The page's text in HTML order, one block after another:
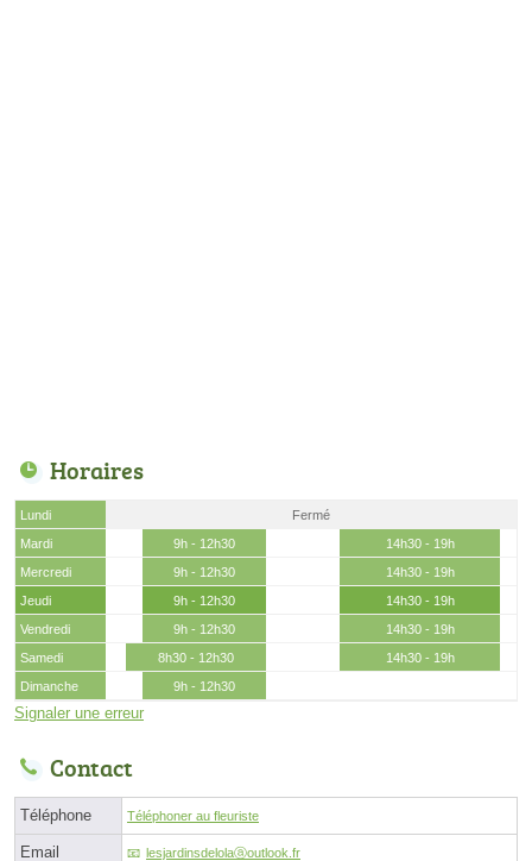
Horaires
Lundi
Fermé
Mardi
9h - 12h30
14h30 - 19h
Mercredi
9h - 12h30
14h30 - 19h
Jeudi
9h - 12h30
14h30 - 19h
Vendredi
9h - 12h30
14h30 - 19h
Samedi
8h30 - 12h30
14h30 - 19h
Dimanche
9h - 12h30
Signaler une erreur
Contact
Téléphone Téléphoner au fleuriste
Email lesjardinsdelolaⓐoutlook.fr